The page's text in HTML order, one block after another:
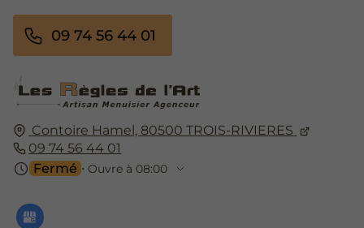
Contoire Hamel, 80500 TROIS-RIVIERES
09 74 56 44 01
Fermé ⋅ Ouvre à 08:00
09 74 56 44 01